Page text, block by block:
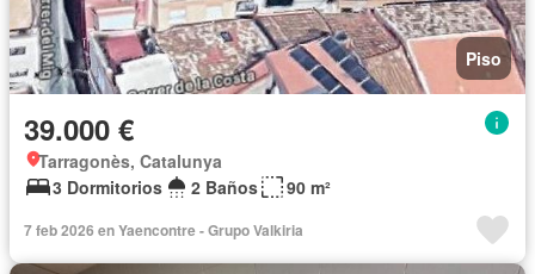
Piso
39.000 €
Tarragonès, Catalunya
3 Dormitorios
2 Baños 90 m²
7 feb 2026 en Yaencontre - Grupo Valkiria